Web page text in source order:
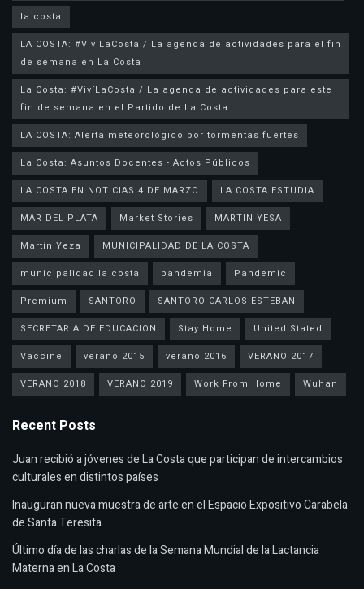
la costa
LA COSTA: #VivíLaCosta / La agenda de actividades para el fin
de semana en La Costa
La Costa: #VivíLaCosta / La agenda de actividades para este
fin de semana en el Partido de La Costa
LA COSTA: Alerta meteorológico por tormentas fuertes
La Costa: Asuntos Docentes - Actos Públicos
LA COSTA EN NOTICIAS 4 DE MARZO
LA COSTA ESTUDIA
MAR DEL PLATA
Market Stories
MARTIN YESA
Martín Yeza
MUNICIPALIDAD DE LA COSTA
municipalidad la costa
pandemia
Pandemic
Premium
SANTORO
SANTORO CARLOS ESTEBAN
SECRETARIA DE EDUCACION
Stay Home
United Stated
Vaccine
verano 2015 verano 2016
VERANO 2017
VERANO 2018
VERANO 2019 Work From Home Wuhan
Recent Posts
Juan recibió a jóvenes de La Costa que participan de intercambios
culturales en distintos países
Inauguran nueva muestra de arte en el Espacio Expositivo Carabela
de Santa Teresita
Último día de las charlas de la Semana Mundial de la Lactancia
Materna en La Costa